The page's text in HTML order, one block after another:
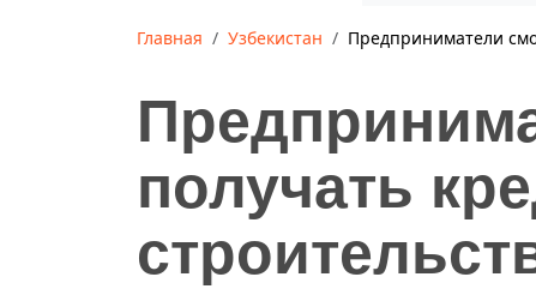
Главная Узбекистан Предприниматели
получать